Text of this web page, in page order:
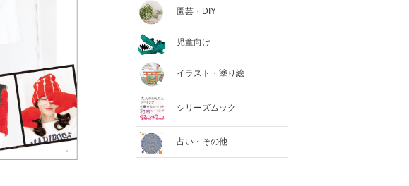
園芸・DIY
児童向け
イラスト・塗り絵
シリーズムック
占い・その他